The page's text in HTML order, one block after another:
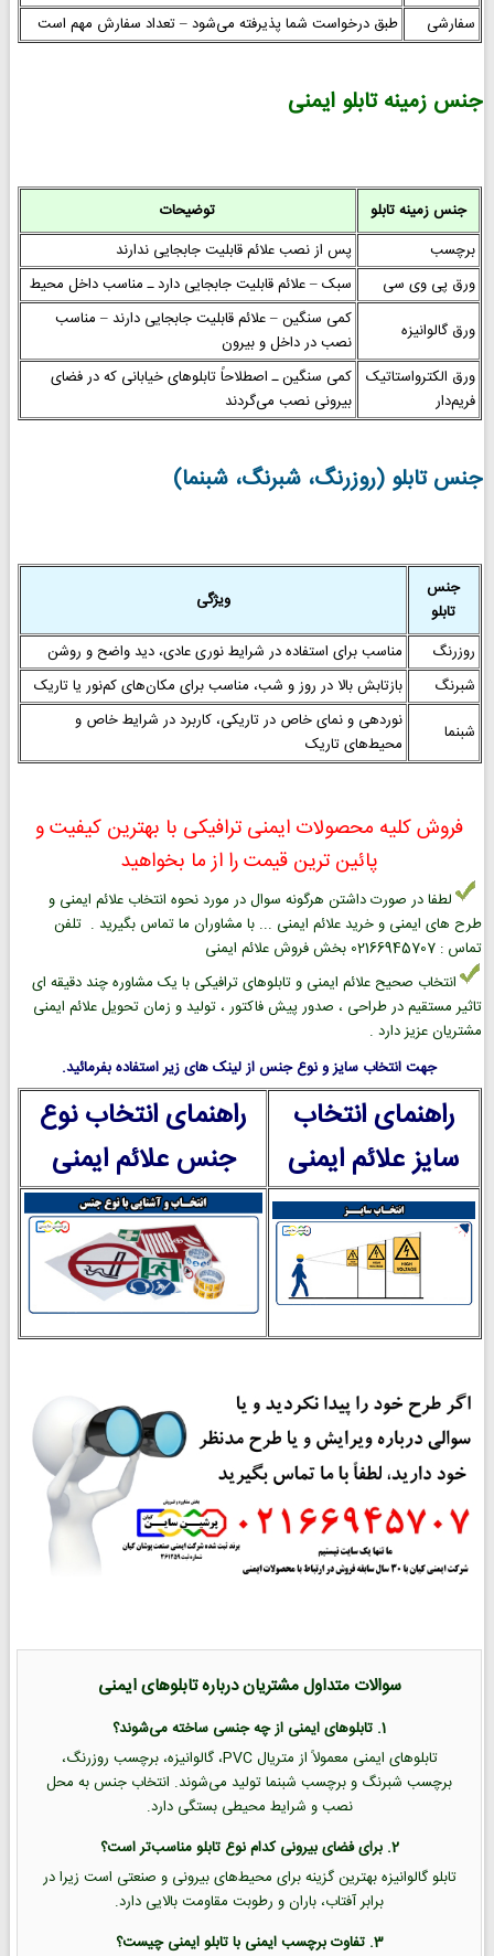
سفارشی
طبق درخواست شما پذیرفته می‌شود – تعداد سفارش مهم است
جنس زمینه تابلو ایمنی
جنس زمینه تابلو
توضیحات
برچسب
پس از نصب علائم قابلیت جابجایی ندارند
ورق پی وی سی
سبک – علائم قابلیت جابجایی دارد ـ مناسب داخل محیط
ورق گالوانیزه
کمی سنگین – علائم قابلیت جابجایی دارند – مناسب
نصب در داخل و بیرون
ورق الکترواستاتیک
فریم‌دار
کمی سنگین ـ اصطلاحاً تابلوهای خیابانی که در فضای
بیرونی نصب می‌گردند
جنس تابلو (روزرنگ، شبرنگ، شبنما)
جنس
تابلو
ویژگی
روزرنگ
مناسب برای استفاده در شرایط نوری عادی، دید واضح و روشن
شبرنگ
بازتابش بالا در روز و شب، مناسب برای مکان‌های کم‌نور یا تاریک
شبنما
نوردهی و نمای خاص در تاریکی، کاربرد در شرایط خاص و
محیط‌های تاریک
فروش کلیه محصولات ایمنی ترافیکی با بهترین کیفیت و
پائین ترین قیمت را از ما بخواهید
لطفا در صورت داشتن هرگونه سوال در مورد نحوه انتخاب علائم ایمنی و
طرح های ایمنی و خرید علائم ایمنی ... با مشاوران ما تماس بگیرید . تلفن
تماس : 02166945707 بخش فروش علائم ایمنی
انتخاب صحیح علائم ایمنی و تابلوهای ترافیکی با یک مشاوره چند دقیقه ای
تاثیر مستقیم در طراحی ، صدور پیش فاکتور ، تولید و زمان تحویل علائم ایمنی
مشتریان عزیز دارد .
جهت انتخاب سایز و نوع جنس از لینک های زیر استفاده بفرمائید.
راهنمای انتخاب
سایز علائم ایمنی
راهنمای انتخاب نوع
جنس علائم ایمنی
سوالات متداول مشتریان درباره تابلوهای ایمنی
1. تابلوهای ایمنی از چه جنسی ساخته می‌شوند؟
تابلوهای ایمنی معمولاً از متریال PVC، گالوانیزه، برچسب روزرنگ،
برچسب شبرنگ و برچسب شبنما تولید می‌شوند. انتخاب جنس به محل
نصب و شرایط محیطی بستگی دارد.
2. برای فضای بیرونی کدام نوع تابلو مناسب‌تر است؟
تابلو گالوانیزه بهترین گزینه برای محیط‌های بیرونی و صنعتی است زیرا در
برابر آفتاب، باران و رطوبت مقاومت بالایی دارد.
3. تفاوت برچسب ایمنی با تابلو ایمنی چیست؟